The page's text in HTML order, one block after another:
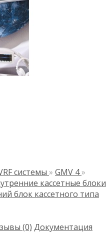
системы » GMV 4»
кассетные блоки
блок кассетного типа
(0) Документация